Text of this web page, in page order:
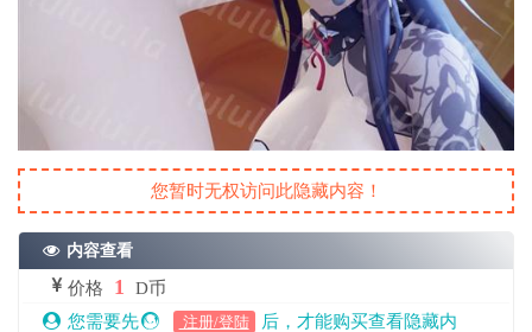
您暂时无权访问此隐藏内容！
内容查看
价格 1
D币
您需要先
注册/登陆
后，才能购买查看隐藏内